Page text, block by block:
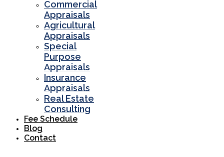
Commercial
Appraisals
Agricultural
Appraisals
Special
Purpose
Appraisals
Insurance
Appraisals
Real Estate
Consulting
Fee Schedule
Blog
Contact